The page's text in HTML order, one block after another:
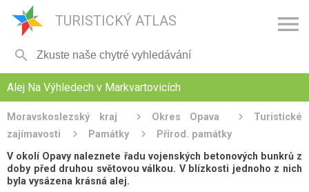
TURISTICKÝ ATLAS 

Alej Na Výhledech v Markvartovicích
Moravskoslezský kraj Okres Opava
Turistické
zajímavosti
Památky
Přírod. památky
V okolí Opavy naleznete řadu vojenských betonových bunkrů z
doby před druhou světovou válkou. V blízkosti jednoho z nich
byla vysázena krásná alej.